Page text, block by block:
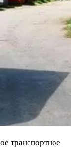
транспортное